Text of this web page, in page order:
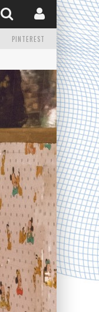
PINTEREST